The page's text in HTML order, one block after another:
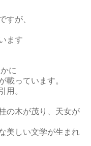
すが、
ます
に
載っています。
用。
の木が茂り、天女が
美しい文学が生まれ